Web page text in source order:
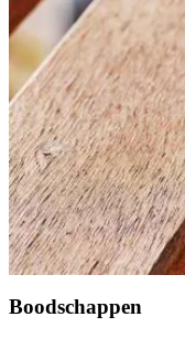
Boodschappen